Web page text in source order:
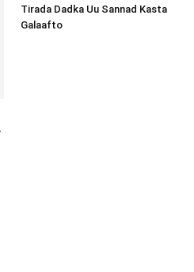
Tirada Dadka Uu Sannad Kasta
Galaafto